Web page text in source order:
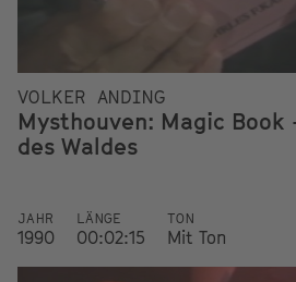
VOLKER ANDING
Mysthouven: Magic Book
des Waldes
JAHR
1990
LÄNGE
00:02:15
TON
Mit Ton